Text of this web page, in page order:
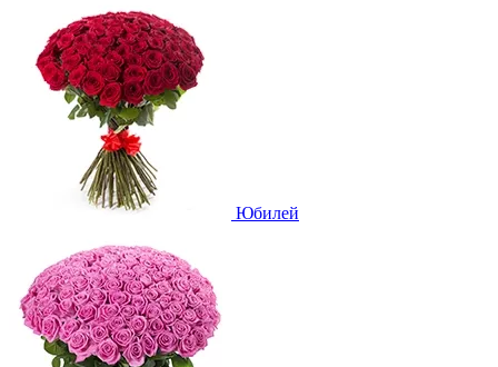
Юбилей